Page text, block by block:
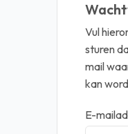
Vul
sturen
mail
kan
E-